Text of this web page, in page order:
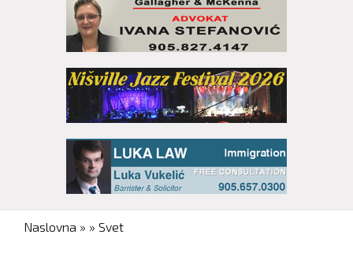
You are here
Naslovna » » Svet